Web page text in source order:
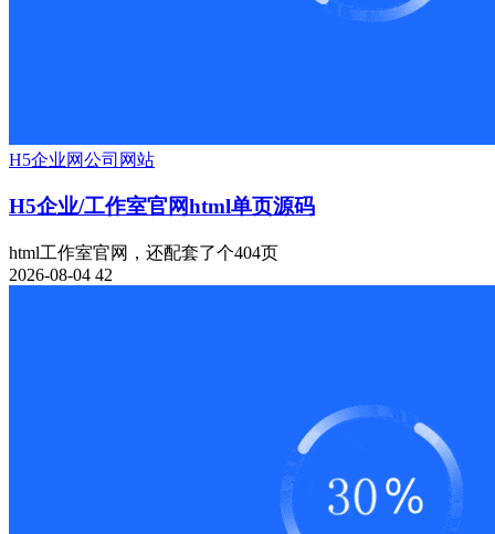
H5企业网公司网站
H5企业/工作室官网html单页源码
html工作室官网，还配套了个404页
2026-08-04 42